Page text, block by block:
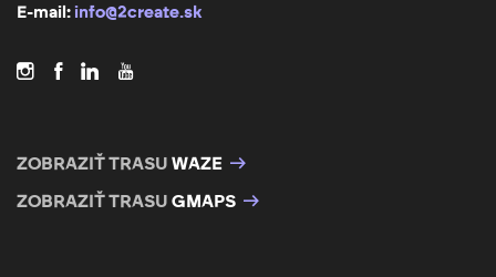
E-mail:info@2create.sk
ZOBRAZIŤ TRASU WAZE
ZOBRAZIŤ TRASU GMAPS